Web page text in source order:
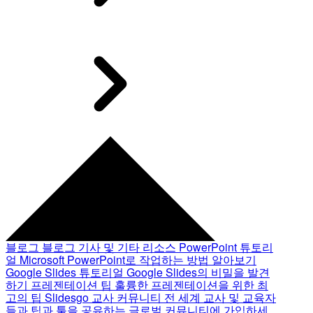
블로그 블로그 기사 및 기타 리소스 PowerPoint 튜토리
얼 Microsoft PowerPoint로 작업하는 방법 알아보기
Google Slides 튜토리얼 Google Slides의 비밀을 발견
하기 프레젠테이션 팁 훌륭한 프레젠테이션을 위한 최
고의 팁 Slidesgo 교사 커뮤니티 전 세계 교사 및 교육자